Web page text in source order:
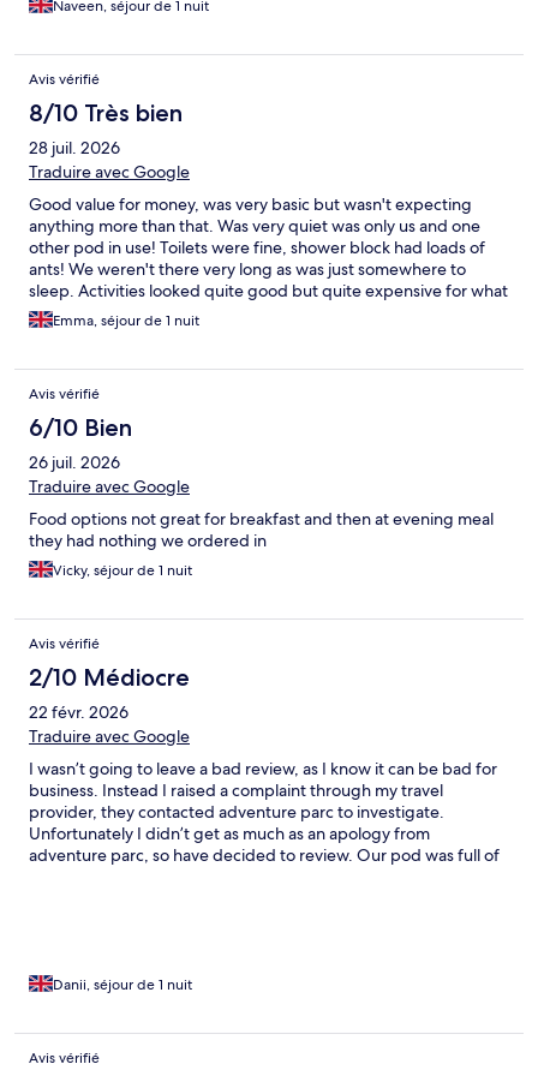
cant imagine staying in a fridge like temp pod for whole night. It
come and check. Somehow the night passed, next day
adventure parc was an amazing experience which is separately
charge. I would return to the parc for kids play area but not for
pod because horrendous experience the staff gave us.
Naveen, séjour de 1 nuit
Avis vérifié
8/10 Très bien
28 juil. 2026
Traduire avec Google
Good value for money, was very basic but wasn't expecting
anything more than that. Was very quiet was only us and one
other pod in use! Toilets were fine, shower block had loads of
ants! We weren't there very long as was just somewhere to
sleep. Activities looked quite good but quite expensive for what
they were
Emma, séjour de 1 nuit
Avis vérifié
6/10 Bien
26 juil. 2026
Traduire avec Google
Food options not great for breakfast and then at evening meal
they had nothing we ordered in
Vicky, séjour de 1 nuit
Avis vérifié
2/10 Médiocre
22 févr. 2026
Traduire avec Google
I wasn’t going to leave a bad review, as I know it can be bad for
business. Instead I raised a complaint through my travel
provider, they contacted adventure parc to investigate.
Unfortunately I didn’t get as much as an apology from
adventure parc, so have decided to review. Our pod was full of
struggled breathing as the conditions worsened my asthma. It
and did not have the decency to accept their failure. I would not
recommend staying here.
Danii, séjour de 1 nuit
Avis vérifié